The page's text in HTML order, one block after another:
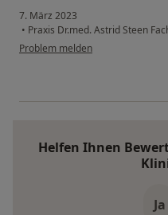
7. März 2023
• Praxis Dr.med. Astrid Steen
Problem melden
Helfen Ihnen
Ja